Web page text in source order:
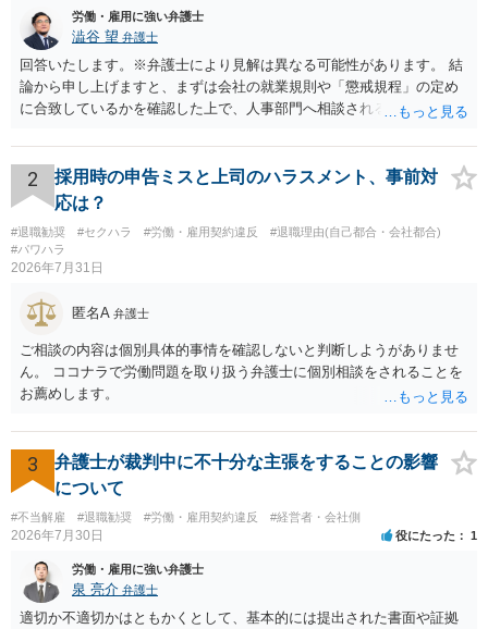
労働・雇用に強い弁護士
澁谷 望 弁護士
回答いたします。※弁護士により見解は異なる可能性があります。 結
論から申し上げますと、まずは会社の就業規則や「懲戒規程」の定め
に合致しているかを確認した上で、人事部門へ相談されることが最優
ものの、重い懲戒処分の対象には十分なり得ます。 名誉や評価の回復
については、会社側に「部下の不正行為による情報漏洩」と正式に認
定させ、誤認した他部署への適切なフォローや周知を求めるのが有効
です。 あるいは、懲戒があったことを社内で周知される手続があるの
ならば、それにより軽微ながら回復はできるかもしれません。 さらに
個人としても、相手に対してプライバシー侵害等に基づく損害賠償
らない可能性があります。）。
2
採用時の申告ミスと上司のハラスメント、事前対
応は？
#退職勧奨 #セクハラ #労働・雇用契約違反
#退職理由(自己都合・会社都合)
#パワハラ
2026年7月31日
匿名A 弁護士
ご相談の内容は個別具体的事情を確認しないと判断しようがありませ
ん。 ココナラで労働問題を取り扱う弁護士に個別相談をされることを
お薦めします。
3
弁護士が裁判中に不十分な主張をすることの影響
について
#不当解雇 #退職勧奨 #労働・雇用契約違反 #経営者・会社側
2026年7月30日 役にたった 1
労働・雇用に強い弁護士
泉 亮介 弁護士
適切か不適切かはともかくとして、基本的には提出された書面や証拠